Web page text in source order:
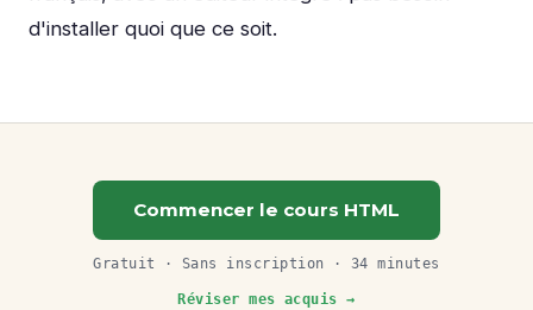
d'installer quoi que ce soit.
Commencer le cours HTML
Gratuit · Sans inscription · 34 minutes
Réviser mes acquis →